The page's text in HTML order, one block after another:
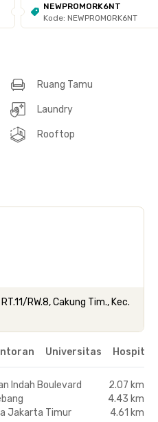
NEWPROMORK6NT
Kode: NEWPROMORK6NT
Ruang Tamu
Laundry
Rooftop
RW.8, Cakung Tim., Kec.
Universitas Hospital
Indah Boulevard
2.07 km
4.43 km
Jakarta Timur
4.61 km